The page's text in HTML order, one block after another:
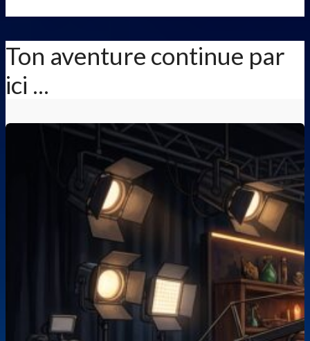
Ton aventure continue par
ici ...